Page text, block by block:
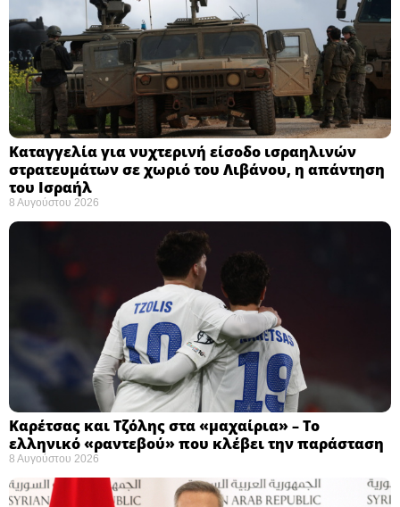
Καταγγελία για νυχτερινή είσοδο ισραηλινών
στρατευμάτων σε χωριό του Λιβάνου, η απάντηση
του Ισραήλ
8 Αυγούστου 2026
Καρέτσας και Τζόλης στα «μαχαίρια» – Το
ελληνικό «ραντεβού» που κλέβει την παράσταση
8 Αυγούστου 2026